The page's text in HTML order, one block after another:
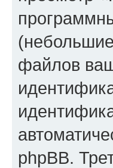
файлов
phpBB.